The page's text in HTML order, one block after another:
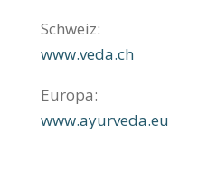
Schweiz:
www.veda.ch
Europa:
www.ayurveda.eu